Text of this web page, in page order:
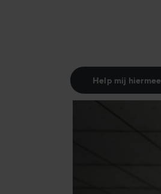
Help mij hiermee